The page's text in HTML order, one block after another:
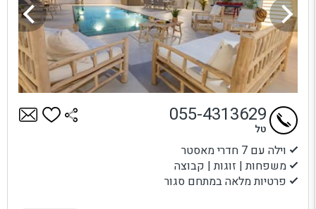
וילה עם 7 חדרי מאסטר
משפחות | זוגות | קבוצה
פרטיות מלאה במתחם סגור
055-4313629
טל